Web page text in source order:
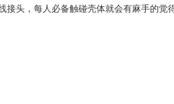
头，每人必备触碰壳体就会有麻手的觉得